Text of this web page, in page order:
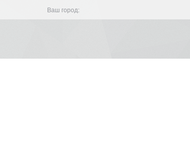
Ваш город: